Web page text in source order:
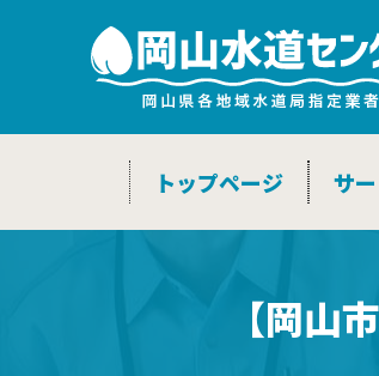
ス
トップページ サ
【岡山